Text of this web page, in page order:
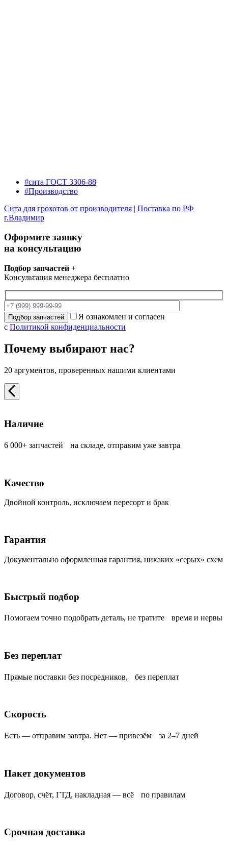
#сита ГОСТ 3306-88
#Производство
Сита для грохотов от производителя | Поставка по РФ
г.Владимир
Оформите заявку
на консультацию
Подбор запчастей +
Консультация менеджера бесплатно
Я ознакомлен и согласен
с Политикой конфиденциальности
Почему выбирают нас?
20 аргументов, проверенных нашими клиентами
Наличие
6 000+ запчастей на складе, отправим уже завтра
Качество
Двойной контроль, исключаем пересорт и брак
Гарантия
Документально оформленная гарантия, никаких «серых» схем
Быстрый подбор
Помогаем точно подобрать деталь, не тратите время и нервы
Без переплат
Прямые поставки без посредников, без переплат
Скорость
Есть — отправим завтра. Нет — привезём за 2–7 дней
Пакет документов
Договор, счёт, ГТД, накладная — всё по правилам
Срочная доставка